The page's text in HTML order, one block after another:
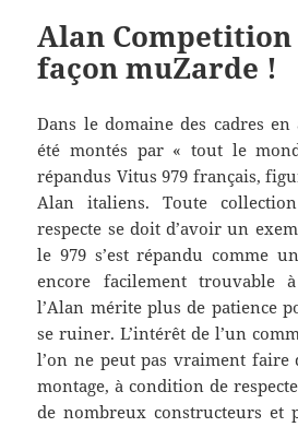
Flèches de France
Alan Competition
façon muZarde !
Dans le domaine des cadres
été montés par « tout le
répandus Vitus 979 français,
Alan italiens. Toute
respecte se doit d’avoir un
le 979 s’est répandu comme
encore facilement trouvable
l’Alan mérite plus de patience
se ruiner. L’intérêt de l’un
l’on ne peut pas vraiment faire
montage, à condition de
de nombreux constructeurs et